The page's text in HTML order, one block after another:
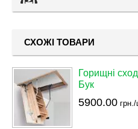
СХОЖІ ТОВАРИ
Горищні
Бук
5900.00 грн./